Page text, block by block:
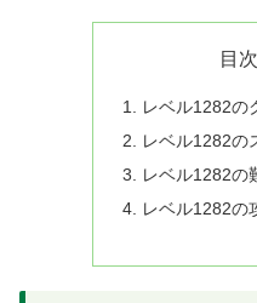
目次
レベル1282の
レベル1282の
レベル1282の
レベル1282の